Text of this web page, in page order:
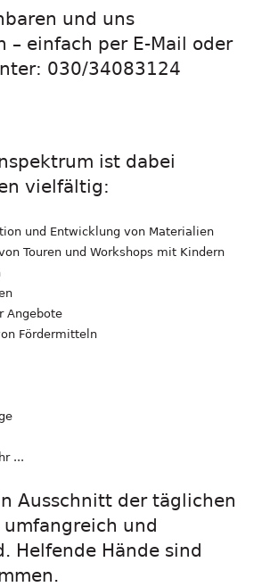
und uns
– einfach per E-Mail oder
030/34083124
ist dabei
vielfältig:
und Entwicklung von Materialien
Touren und Workshops mit Kindern
Angebote
Fördermitteln
...
Ausschnitt der täglichen
und
Helfende Hände sind